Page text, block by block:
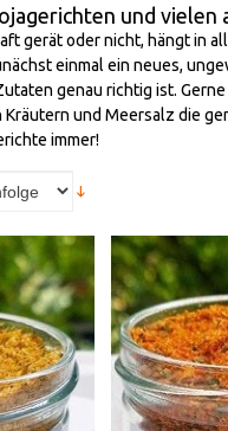
und vielen
gerät oder nicht, hängt in
einmal ein neues,
genau richtig ist.
und Meersalz die
immer!